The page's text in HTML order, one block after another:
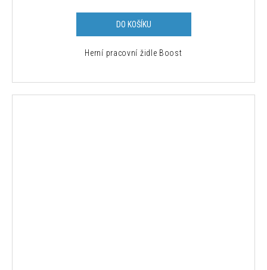
DO KOŠÍKU
Herní pracovní židle Boost